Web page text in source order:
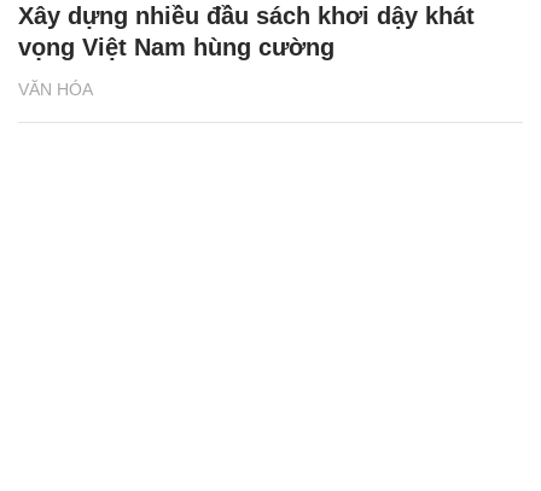
VĂN HÓA
Xây dựng nhiều đầu sách khơi dậy khát
vọng Việt Nam hùng cường